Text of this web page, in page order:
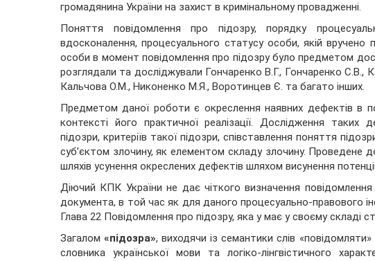
громадянина України на захист в кримінальному провадженні.
Поняття повідомлення про підозру, порядку
вдосконалення, процесуального статусу особи, якій вручено
особи в момент повідомлення про підозру було предметом
розглядали та досліджували Гончаренко В.Г., Гончаренко С.В.,
Кальчова О.М., Никоненко М.Я., Воротинцев Є. та багато інших.
Предметом даної роботи є окреслення наявних дефектів в
контексті його практичної реалізації. Дослідження таких
підозри, критеріїв такої підозри, співставлення поняття
суб’єктом злочину, як елементом складу злочину. Проведене
шляхів усунення окреслених дефектів шляхом висунення
Діючий КПК України не дає чіткого визначення
документа, в той час як для даного процесуально-правового
Глава 22 Повідомлення про підозру, яка у має у своєму складі
Загалом«підозра», виходячи із семантики слів
словника української мови та логіко-лінгвістичного